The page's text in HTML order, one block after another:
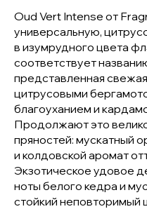
Oud Vert Intense от
универсальную,
в изумрудного цвета
соответствует
представленная
цитрусовыми
благоуханием и
Продолжают это
пряностей: мускатный
и колдовской аромат
Экзотическое удовое
ноты белого кедра и
стойкий